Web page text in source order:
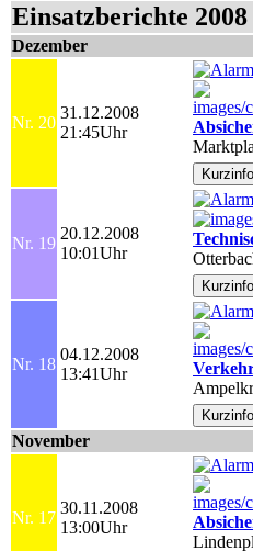
Einsatzberichte 2008
Dezember
Nr. 20
31.12.2008
21:45Uhr
Nr. 19
20.12.2008
10:01Uhr
Nr. 18
04.12.2008
13:41Uhr
November
Nr. 17
30.11.2008
13:00Uhr